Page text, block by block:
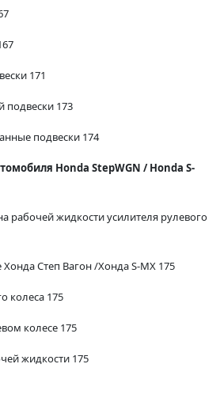
171
подвески 173
подвески 174
Honda StepWGN / Honda S-
рабочей жидкости усилителя рулевого
Степ Вагон /Хонда S-MX 175
колеса 175
колесе 175
жидкости 175